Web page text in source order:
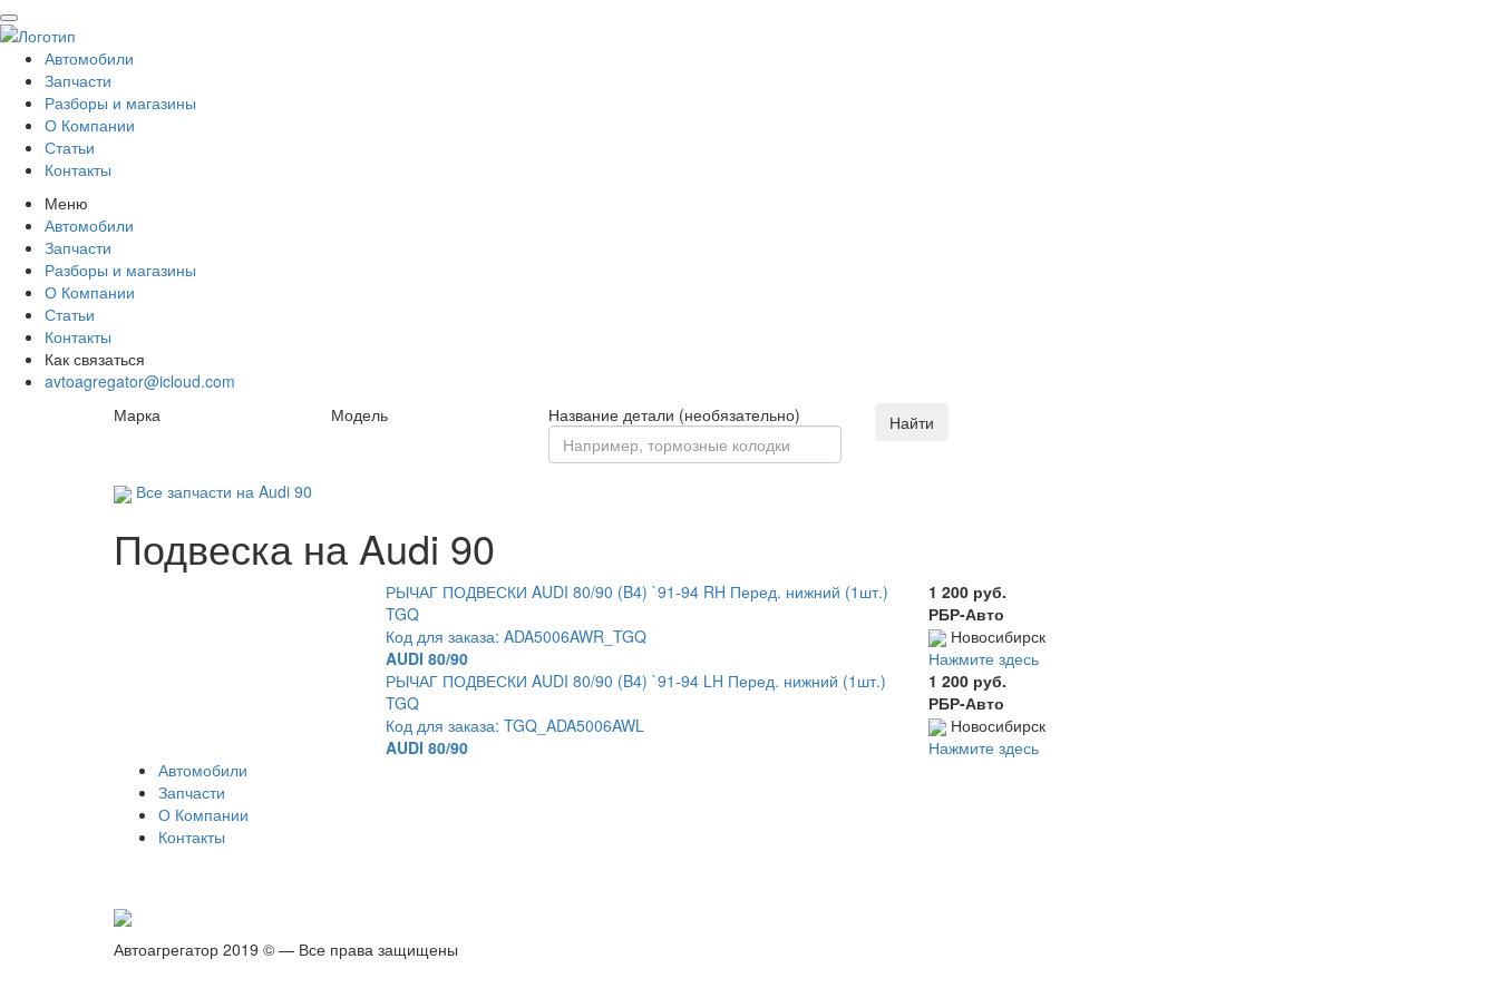
Автомобили
Запчасти
Разборы и магазины
О Компании
Статьи
Контакты
Меню
Автомобили
Запчасти
Разборы и магазины
О Компании
Статьи
Контакты
Как связаться
avtoagregator@icloud.com
Марка
Модель Название детали (необязательно) Найти
Все запчасти на Audi 90
Подвеска на Audi 90
РЫЧАГ ПОДВЕСКИ AUDI 80/90 (B4) `91-94 RH Перед. нижний (1шт.)
TGQ
Код для заказа: ADA5006AWR_TGQ
AUDI 80/90
1 200 руб.
РБР-Авто
Новосибирск
Нажмите здесь
РЫЧАГ ПОДВЕСКИ AUDI 80/90 (B4) `91-94 LH Перед. нижний (1шт.)
TGQ
Код для заказа: TGQ_ADA5006AWL
AUDI 80/90
1 200 руб.
РБР-Авто
Новосибирск
Нажмите здесь
Автомобили
Запчасти
О Компании
Контакты
Автоагрегатор 2019 © — Все права защищены